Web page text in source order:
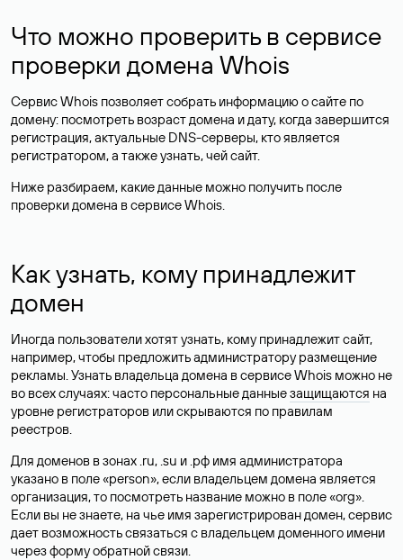
Что можно проверить в сервисе
проверки домена Whois
Сервис Whois позволяет собрать информацию о сайте по
домену: посмотреть возраст домена и дату, когда завершится
регистрация, актуальные DNS-серверы, кто является
регистратором, а также узнать, чей сайт.
Ниже разбираем, какие данные можно получить после
проверки домена в сервисе Whois.
Как узнать, кому принадлежит
домен
Иногда пользователи хотят узнать, кому принадлежит сайт,
например, чтобы предложить администратору размещение
рекламы. Узнать владельца домена в сервисе Whois можно не
во всех случаях: часто персональные данныезащищаются на
уровне регистраторов или скрываются по правилам
реестров.
Для доменов в зонах .ru, .su и .рф имя администратора
указано в поле «person», если владельцем домена является
организация, то посмотреть название можно в поле «org».
Если вы не знаете, на чье имя зарегистрирован домен, сервис
дает возможность связаться с владельцем доменного имени
через форму обратной связи.